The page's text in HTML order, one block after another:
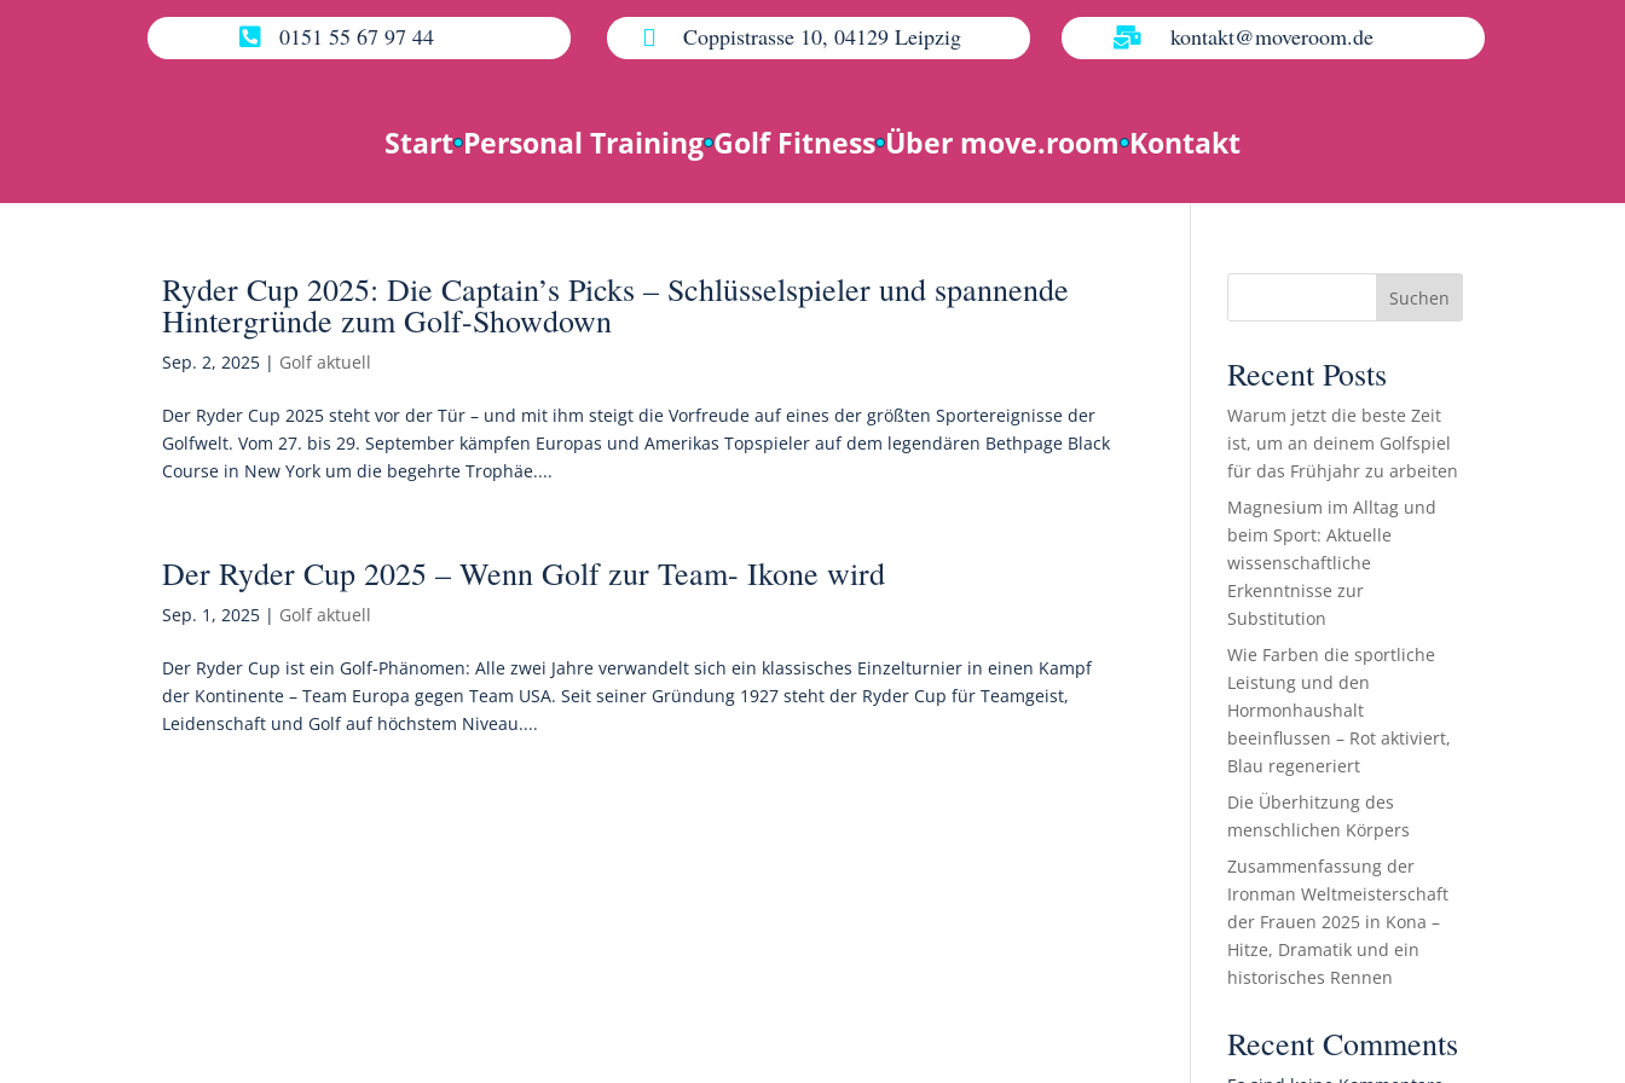
 0151 55 67 97 44  Coppistrasse 10, 04129 Leipzig  kontakt@moveroom.de
Start Personal Training Golf Fitness Über move.room Kontakt
Ryder Cup 2025: Die Captain’s Picks – Schlüsselspieler und spannende
Hintergründe zum Golf-Showdown
Sep. 2, 2025 | Golf aktuell
Der Ryder Cup 2025 steht vor der Tür – und mit ihm steigt die Vorfreude auf eines der größten Sportereignisse der
Golfwelt. Vom 27. bis 29. September kämpfen Europas und Amerikas Topspieler auf dem legendären Bethpage Black
Course in New York um die begehrte Trophäe....
Der Ryder Cup 2025 – Wenn Golf zur Team- Ikone wird
Sep. 1, 2025 | Golf aktuell
Der Ryder Cup ist ein Golf-Phänomen: Alle zwei Jahre verwandelt sich ein klassisches Einzelturnier in einen Kampf
der Kontinente – Team Europa gegen Team USA. Seit seiner Gründung 1927 steht der Ryder Cup für Teamgeist,
Leidenschaft und Golf auf höchstem Niveau....
Suchen
Recent Posts
Warum jetzt die beste Zeit
ist, um an deinem Golfspiel
für das Frühjahr zu arbeiten
Magnesium im Alltag und
beim Sport: Aktuelle
wissenschaftliche
Erkenntnisse zur
Substitution
Wie Farben die sportliche
Leistung und den
Hormonhaushalt
beeinflussen – Rot aktiviert,
Blau regeneriert
Die Überhitzung des
menschlichen Körpers
Zusammenfassung der
Ironman Weltmeisterschaft
der Frauen 2025 in Kona –
Hitze, Dramatik und ein
historisches Rennen
Recent Comments